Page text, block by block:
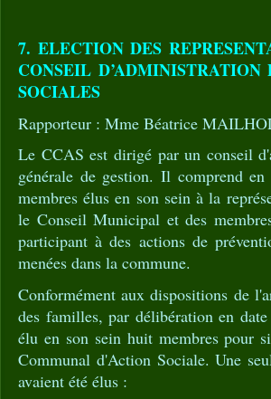
7. ELECTION DES
CONSEIL
SOCIALES
Rapporteur : Mme Béatrice
Le CCAS est dirigé par un conseil
générale de gestion. Il comprend
membres élus en son sein à la
le Conseil Municipal et des
participant à des actions de
menées dans la commune.
Conformément aux dispositions de
des familles, par délibération en
élu en son sein huit membres pour
Communal d'Action Sociale. Une
avaient été élus :